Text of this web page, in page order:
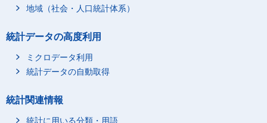
地域（社会・人口統計体系）
統計データの高度利用
ミクロデータ利用
統計データの自動取得
統計関連情報
統計に用いる分類・用語